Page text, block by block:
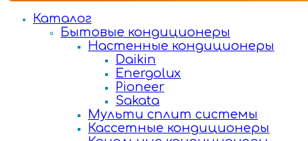
Каталог
Бытовые кондиционеры
Настенные кондиционеры
Daikin
Energolux
Pioneer
Sakata
Мульти сплит системы
Кассетные кондиционеры